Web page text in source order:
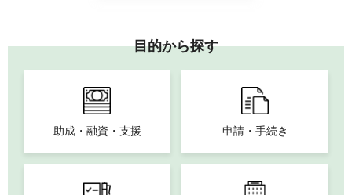
目的から探す
助成・融資・支援 申請・手続き